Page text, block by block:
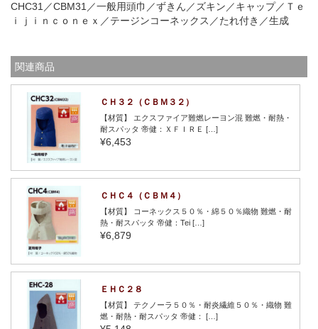
CHC31／CBM31／一般用頭巾／ずきん／ズキン／キャップ／Ｔｅ
ｉｊｉｎｃｏｎｅｘ／テージンコーネックス／たれ付き／生成
関連商品
ＣＨ３２（ＣＢＭ３２）
【材質】 エクスファイア難燃レーヨン混 難燃・耐熱・
耐スパッタ 帝健：ＸＦＩＲＥ […]
¥6,453
ＣＨＣ４（ＣＢＭ４）
【材質】 コーネックス５０％・綿５０％織物 難燃・耐
熱・耐スパッタ 帝健：Tei […]
¥6,879
ＥＨＣ２８
【材質】 テクノーラ５０％・耐炎繊維５０％・織物 難
燃・耐熱・耐スパッタ 帝健： […]